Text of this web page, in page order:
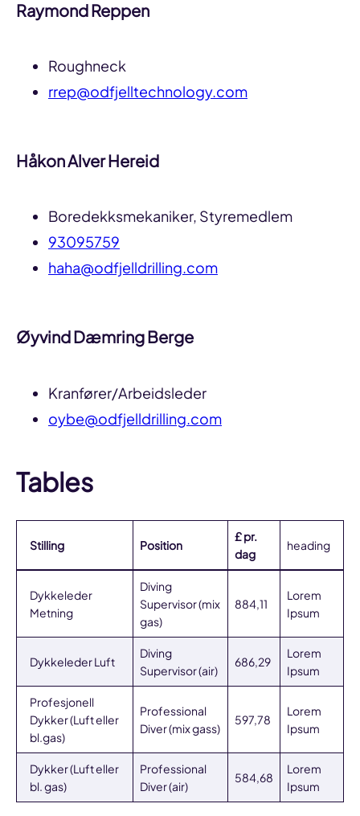
Raymond Reppen
Roughneck
rrep@odfjelltechnology.com
Håkon Alver Hereid
Boredekksmekaniker, Styremedlem
93095759
haha@odfjelldrilling.com
Øyvind Dæmring Berge
Kranfører/Arbeidsleder
oybe@odfjelldrilling.com
Tables
Stilling Position
£ pr.
dag
heading
Dykkeleder
Metning
Diving
Supervisor (mix
gas)
884,11
Lorem
Ipsum
Dykkeleder Luft
Diving
Supervisor (air)
686,29
Lorem
Ipsum
Profesjonell
Dykker (Luft eller
bl.gas)
Professional
Diver (mix gass)
597,78
Lorem
Ipsum
Dykker (Luft eller
bl. gas)
Professional
Diver (air)
584,68
Lorem
Ipsum